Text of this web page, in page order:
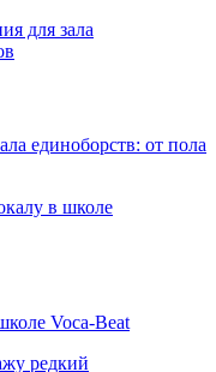
единоборств: от пола
Voca-Beat